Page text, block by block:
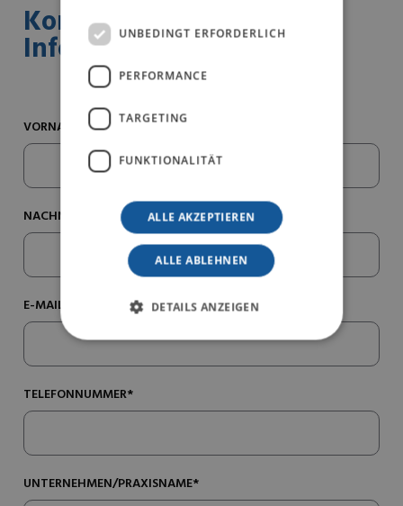
Kontaktieren Sie uns für
Informationen
VORNAME*
NACHNAME*
E-MAIL*
TELEFONNUMMER*
UNTERNEHMEN/PRAXISNAME*
UNBEDINGT ERFORDERLICH
PERFORMANCE
TARGETING
FUNKTIONALITÄT
ALLE AKZEPTIEREN
ALLE ABLEHNEN
DETAILS ANZEIGEN